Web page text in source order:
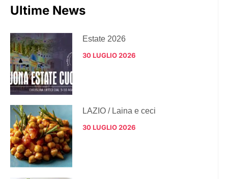
Ultime News
Estate 2026
30 LUGLIO 2026
LAZIO / Laina e ceci
30 LUGLIO 2026